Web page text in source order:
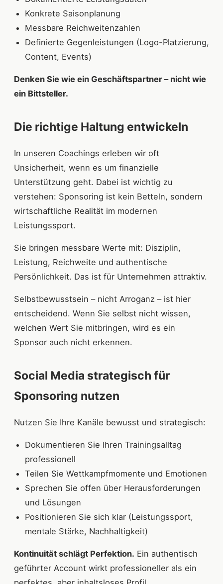
Konkrete Saisonplanung
Messbare Reichweitenzahlen
Definierte Gegenleistungen (Logo-Platzierung,
Content, Events)
Denken Sie wie ein Geschäftspartner – nicht wie
ein Bittsteller.
Die richtige Haltung entwickeln
In unseren Coachings erleben wir oft
Unsicherheit, wenn es um finanzielle
Unterstützung geht. Dabei ist wichtig zu
verstehen: Sponsoring ist kein Betteln, sondern
wirtschaftliche Realität im modernen
Leistungssport.
Sie bringen messbare Werte mit: Disziplin,
Leistung, Reichweite und authentische
Persönlichkeit. Das ist für Unternehmen attraktiv.
Selbstbewusstsein – nicht Arroganz – ist hier
entscheidend. Wenn Sie selbst nicht wissen,
welchen Wert Sie mitbringen, wird es ein
Sponsor auch nicht erkennen.
Social Media strategisch für
Sponsoring nutzen
Nutzen Sie Ihre Kanäle bewusst und strategisch:
Dokumentieren Sie Ihren Trainingsalltag
professionell
Teilen Sie Wettkampfmomente und Emotionen
Sprechen Sie offen über Herausforderungen
und Lösungen
Positionieren Sie sich klar (Leistungssport,
mentale Stärke, Nachhaltigkeit)
Kontinuität schlägt Perfektion. Ein authentisch
geführter Account wirkt professioneller als ein